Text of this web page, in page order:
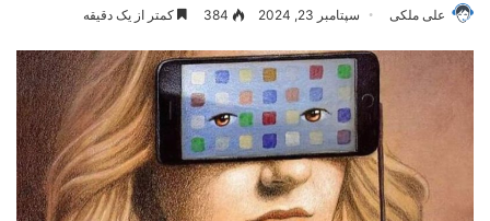
علی ملکی سپتامبر 23, 2024 384 کمتر از یک دقیقه